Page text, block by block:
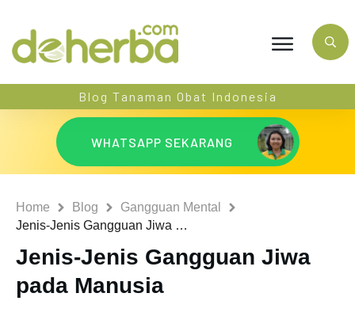
Blog Tanaman Obat Indonesia
WHATSAPP SEKARANG
Home Blog
Gangguan Mental
Jenis-Jenis Gangguan Jiwa pada Manusia
Jenis-Jenis Gangguan Jiwa
pada Manusia